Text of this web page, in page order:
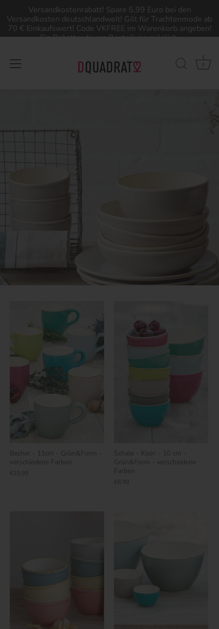
Versandkostenrabatt! Spare 5,99 Euro bei den
Versandkosten deutschlandweit! Gilt für Trachtenmode ab
70 € Einkaufswert! Code VKFREE im Warenkorb angeben!
Ein Rabattcode pro Bestellung möglich.
0
Becher - 11cm - Grün&Form -
verschiedene Farben
€15,99
Schale - Klein - 10 cm -
Grün&Form - verschiedene
Farben
€8,99